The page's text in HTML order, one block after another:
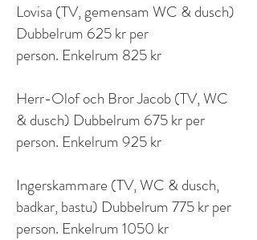
Lovisa (TV, gemensam WC & dusch)
Dubbelrum 625 kr per
person. Enkelrum 825 kr
Herr-Olof och Bror Jacob (TV, WC
& dusch) Dubbelrum 675 kr per
person. Enkelrum 925 kr
Ingerskammare (TV, WC & dusch,
badkar, bastu) Dubbelrum 775 kr per
person. Enkelrum 1050 kr